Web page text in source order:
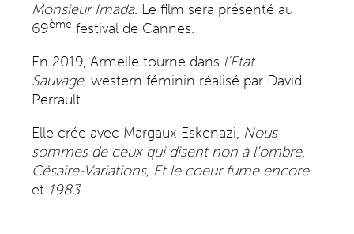
Monsieur Imada. Le film sera présenté au
69ème festival de Cannes.
En 2019, Armelle tourne dans l’Etat
Sauvage, western féminin réalisé par David
Perrault.
Elle crée avec Margaux Eskenazi, Nous
sommes de ceux qui disent non à l’ombre,
Césaire-Variations, Et le coeur fume encore
et 1983.